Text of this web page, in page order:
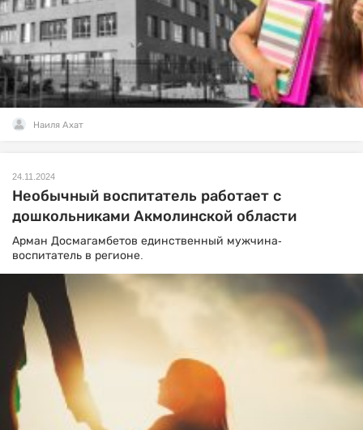
Наиля Ахат
24.11.2024
Необычный воспитатель работает с
дошкольниками Акмолинской области
Арман Досмагамбетов единственный мужчина-
воспитатель в регионе.